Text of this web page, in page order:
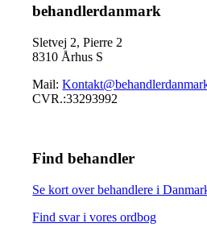
behandlerdanmark
Sletvej 2, Pierre 2
8310 Århus S
Mail:
CVR.:33293992
Find behandler
Se kort over behandlere i
Find svar i vores ordbog